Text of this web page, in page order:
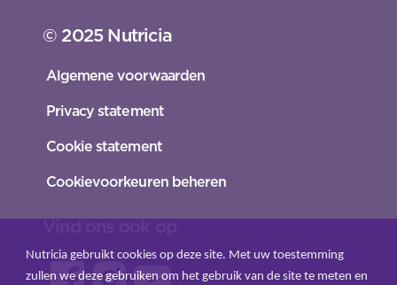
© 2025 Nutricia
Algemene voorwaarden
Privacy statement
Cookie statement
Cookievoorkeuren beheren
Nutricia gebruikt cookies op deze site. Met uw toestemming
zullen we deze gebruiken om het gebruik van de site te meten en